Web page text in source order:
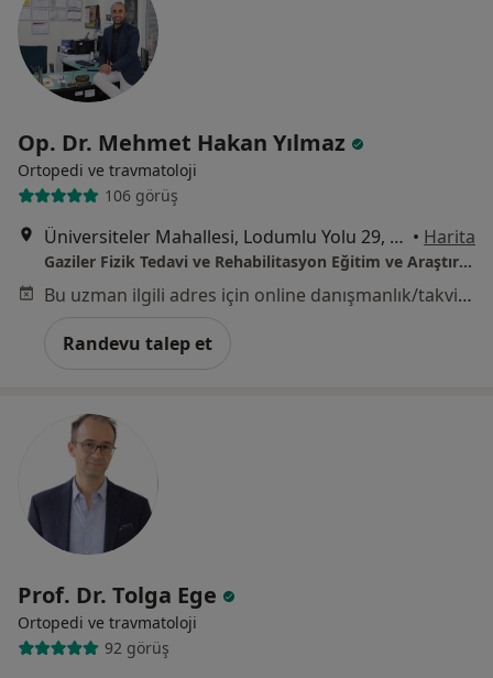
Op. Dr. Mehmet Hakan Yılmaz
Ortopedi ve travmatoloji
106 görüş
Üniversiteler Mahallesi, Lodumlu Yolu 29, Ekim Sk. No:1 Çankaya Ankara, Ankara • Harita
Gaziler Fizik Tedavi ve Rehabilitasyon Eğitim ve Araştırma Hastanesi
Bu uzman ilgili adres için online danışmanlık/takvim sunmuyor.
Randevu talep et
Prof. Dr. Tolga Ege
Ortopedi ve travmatoloji
92 görüş